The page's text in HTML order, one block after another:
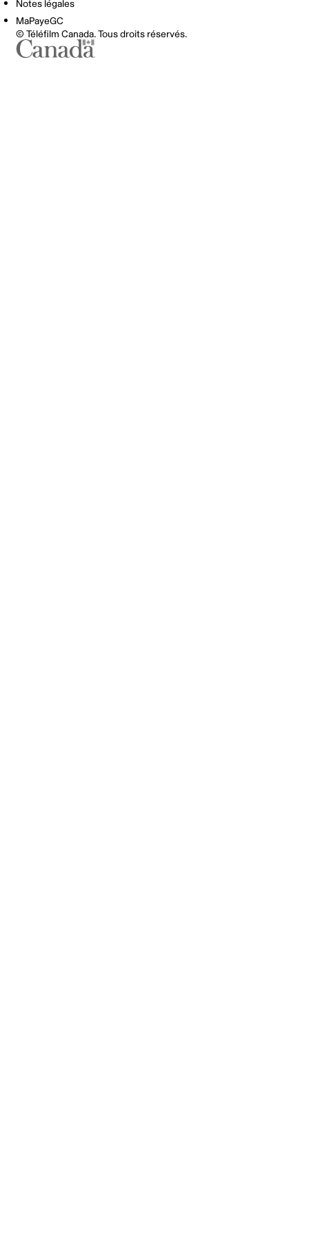
Notes légales
MaPayeGC
© Téléfilm Canada. Tous droits réservés.